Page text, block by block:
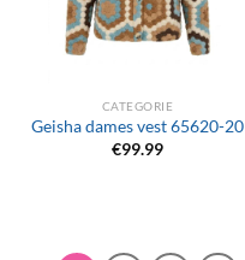
CATEGORIE
Geisha dames vest 65620-20
€99.99